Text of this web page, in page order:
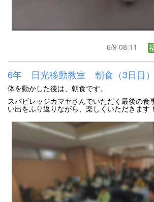
6/9 08:11
6年 日光移動教室 朝食（3日目）
体を動かした後は、朝食です。
スパビレッジカマヤさんでいただく最後の食
い出をふり返りながら、楽しくいただきます！